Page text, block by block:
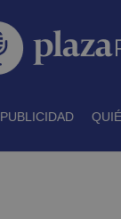
PUBLICIDAD